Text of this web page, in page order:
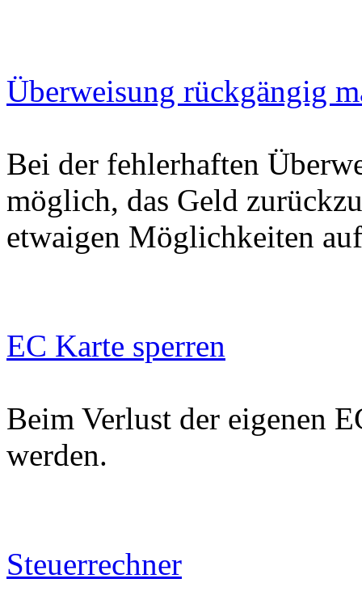
Überweisung rückgängig
Bei der fehlerhaften
möglich, das Geld
etwaigen Möglichkeiten
EC Karte sperren
Beim Verlust der eigenen
werden.
Steuerrechner